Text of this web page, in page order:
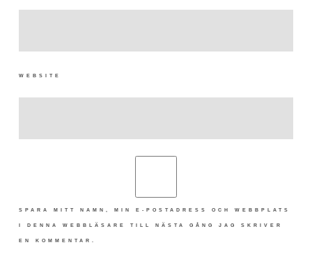
WEBSITE
SPARA MITT NAMN, MIN E-POSTADRESS OCH WEBBPLATS
I DENNA WEBBLÄSARE TILL NÄSTA GÅNG JAG SKRIVER
EN KOMMENTAR.